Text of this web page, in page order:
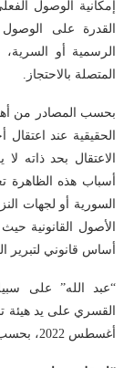
إمكانية الوصول
القدرة على الوصول
الرسمية أو
المتصلة بالاحتجاز.
بحسب المصادر من
الحقيقية عند
الاعتقال بحد ذاته
أسباب هذه الظاهرة
السورية أو لجهات
الأصول القانونية
أساس قانوني لتبرير
“عبد الله” على
القسري على يد
أغسطس 2022، بحسب ما روى لـ “سوريون”: